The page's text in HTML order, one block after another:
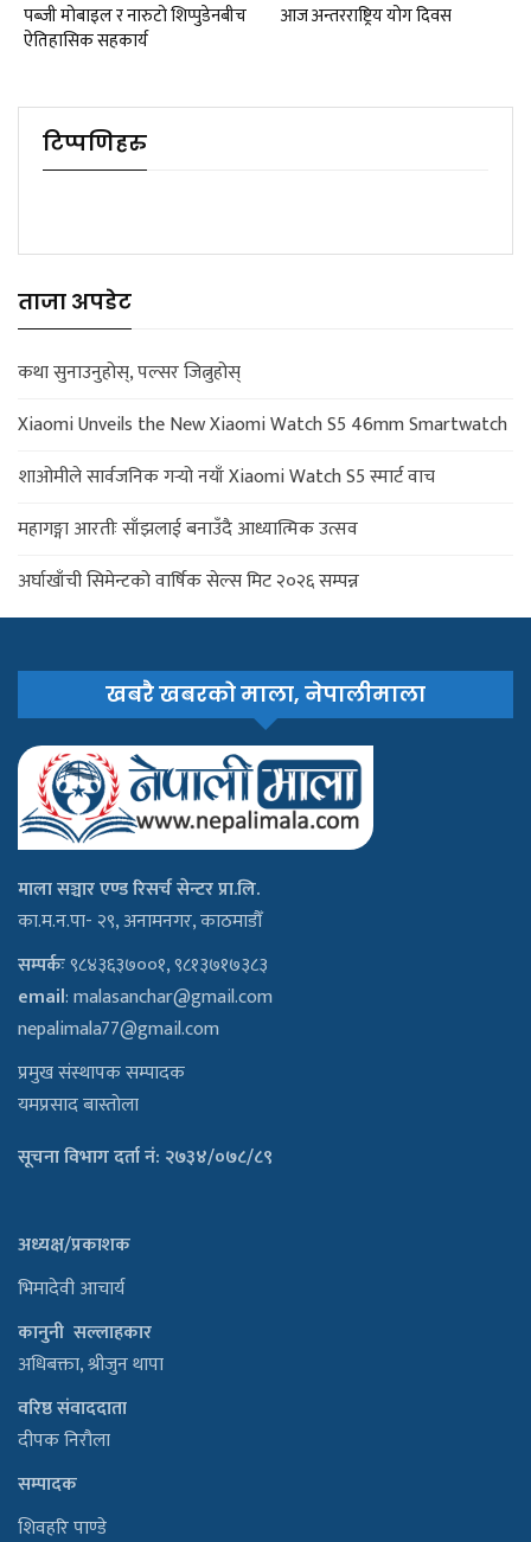
पब्जी मोबाइल र नारुटो शिप्पुडेनबीच
ऐतिहासिक सहकार्य
आज अन्तरराष्ट्रिय योग दिवस
टिप्पणिहरु
ताजा अपडेट
कथा सुनाउनुहोस्, पल्सर जित्नुहोस्
Xiaomi Unveils the New Xiaomi Watch S5 46mm Smartwatch
शाओमीले सार्वजनिक गर्‍यो नयाँ Xiaomi Watch S5 स्मार्ट वाच
महागङ्गा आरतीः साँझलाई बनाउँदै आध्यात्मिक उत्सव
अर्घाखाँची सिमेन्टको वार्षिक सेल्स मिट २०२६ सम्पन्न
खबरै खबरको माला, नेपालीमाला
माला सञ्चार एण्ड रिसर्च सेन्टर प्रा.लि.
का.म.न.पा- २९, अनामनगर, काठमाडौँ
सम्पर्कः९८४३६३७००१, ९८१३७१७३८३
email:malasanchar@gmail.com
nepalimala77@gmail.com
प्रमुख संस्थापक सम्पादक
यमप्रसाद बास्तोला
सूचना विभाग दर्ता नं: २७३४/०७८/८९
अध्यक्ष/प्रकाशक
भिमादेवी आचार्य
कानुनी सल्लाहकार
अधिबक्ता, श्रीजुन थापा
वरिष्ठ संवाददाता
दीपक निरौला
सम्पादक
शिवहरि पाण्डे